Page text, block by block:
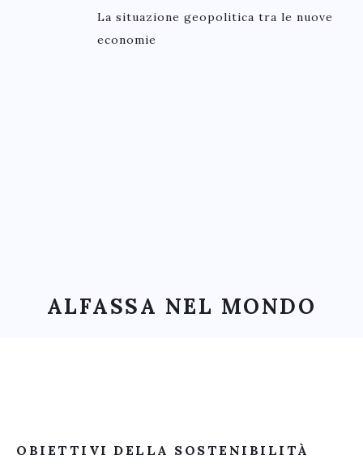
La situazione geopolitica tra le nuove
economie
ALFASSA NEL MONDO
OBIETTIVI DELLA SOSTENIBILITÀ